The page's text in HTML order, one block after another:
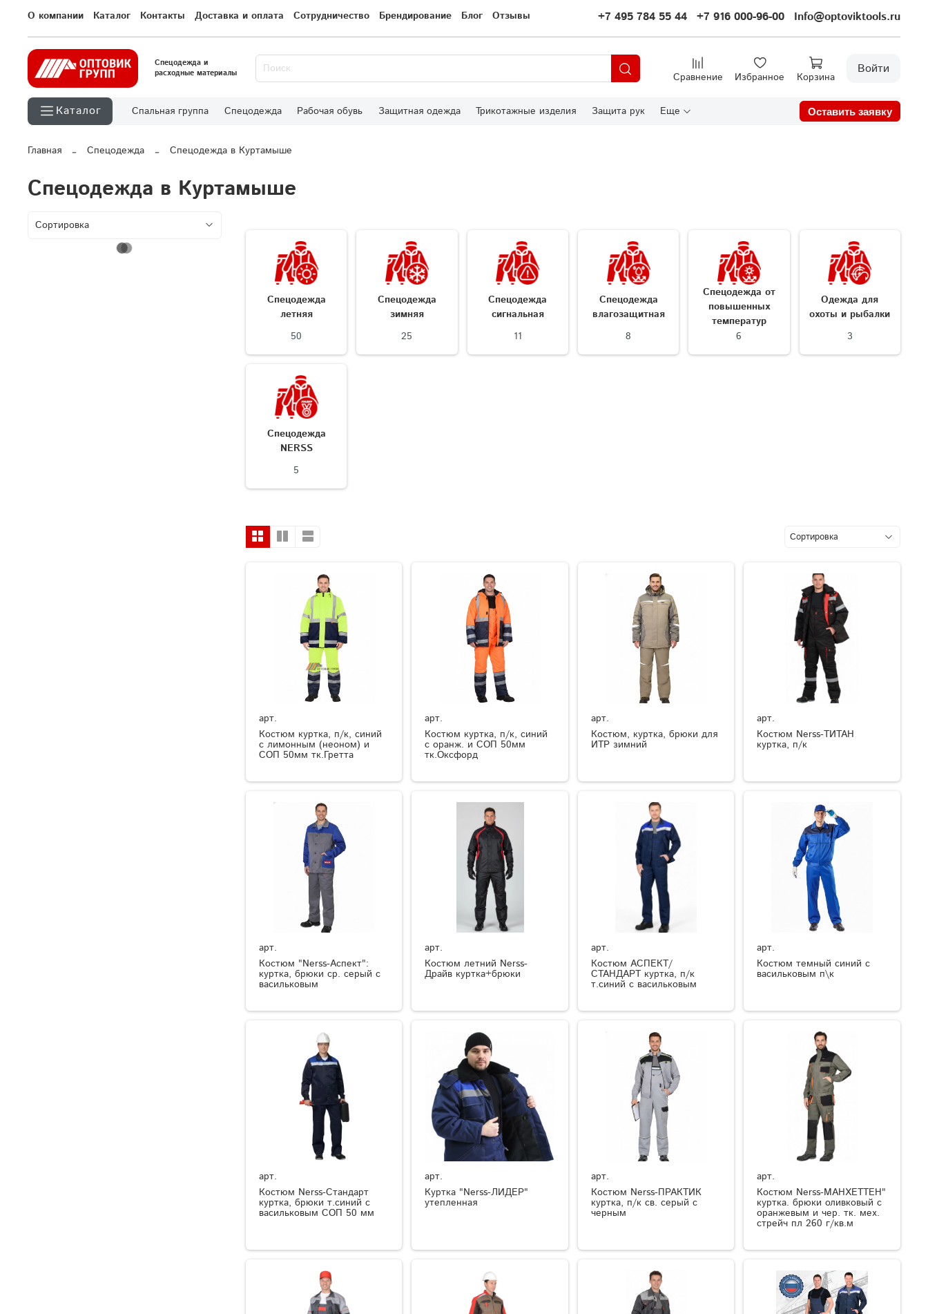
О компании Каталог Контакты Доставка и оплата Сотрудничество Брендирование Блог Отзывы +7 495 784 55 44 +7 916 000-96-00 Info@optoviktools.ru
Спецодежда и
расходные материалы
Сравнение Избранное Корзина
Войти
Каталог Спальная группа Спецодежда Рабочая обувь Защитная одежда Трикотажные изделия Защита рук Еще Оставить заявку
Главная Спецодежда Спецодежда в Куртамыше
Спецодежда в Куртамыше
Спецодежда
летняя
50
Спецодежда
зимняя
25
Спецодежда
сигнальная
11
Спецодежда
влагозащитная
8
Спецодежда от
повышенных
температур
6
Одежда для
охоты и рыбалки
3
Спецодежда
NERSS
5
арт.
Костюм куртка, п/к, синий
с лимонным (неоном) и
СОП 50мм тк.Гретта
арт.
Костюм куртка, п/к, синий
с оранж. и СОП 50мм
тк.Оксфорд
арт.
Костюм, куртка, брюки для
ИТР зимний
арт.
Костюм Nerss-ТИТАН
куртка, п/к
арт.
Костюм "Nerss-Аспект":
куртка, брюки ср. серый с
васильковым
арт.
Костюм летний Nerss-
Драйв куртка+брюки
арт.
Костюм АСПЕКТ/
СТАНДАРТ куртка, п/к
т.синий с васильковым
арт.
Костюм темный синий с
васильковым п\к
арт.
Костюм Nerss-Стандарт
куртка, брюки т.синий с
васильковым СОП 50 мм
арт.
Куртка "Nerss-ЛИДЕР"
утепленная
арт.
Костюм Nerss-ПРАКТИК
куртка, п/к св. серый с
черным
арт.
Костюм Nerss-МАНХЕТТЕН"
куртка. брюки оливковый с
оранжевым и чер. тк. мех.
стрейч пл 260 г/кв.м